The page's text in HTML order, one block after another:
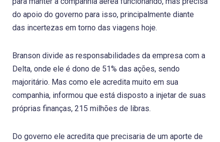
do apoio do governo para isso, principalmente diante
das incertezas em torno das viagens hoje.
Branson divide as responsabilidades da empresa com a
Delta, onde ele é dono de 51% das ações, sendo
majoritário. Mas como ele acredita muito em sua
companhia, informou que está disposto a injetar de suas
próprias finanças, 215 milhões de libras.
Do governo ele acredita que precisaria de um aporte de